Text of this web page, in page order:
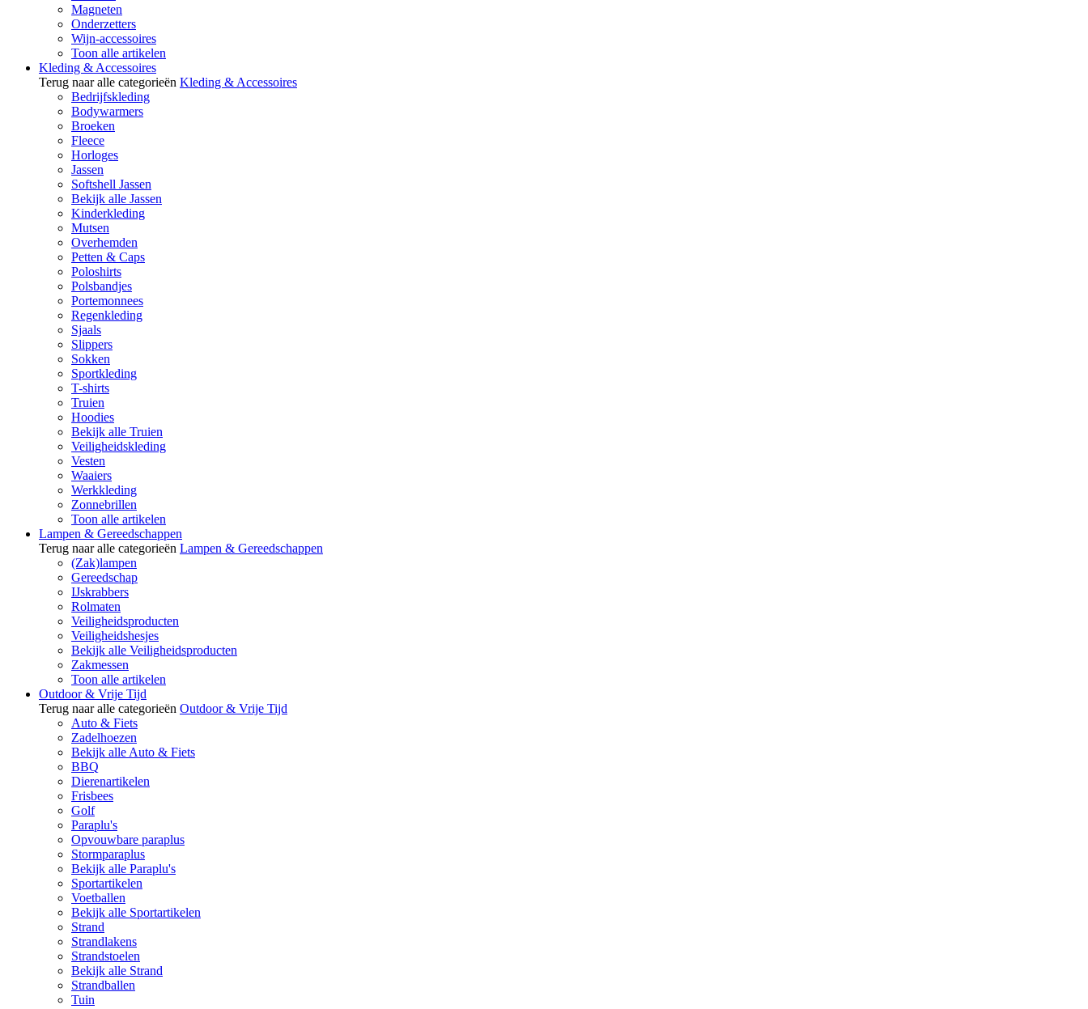
Magneten
Onderzetters
Wijn-accessoires
Toon alle artikelen
Kleding & Accessoires
Terug naar alle categorieën Kleding & Accessoires
Bedrijfskleding
Bodywarmers
Broeken
Fleece
Horloges
Jassen
Softshell Jassen
Bekijk alle Jassen
Kinderkleding
Mutsen
Overhemden
Petten & Caps
Poloshirts
Polsbandjes
Portemonnees
Regenkleding
Sjaals
Slippers
Sokken
Sportkleding
T-shirts
Truien
Hoodies
Bekijk alle Truien
Veiligheidskleding
Vesten
Waaiers
Werkkleding
Zonnebrillen
Toon alle artikelen
Lampen & Gereedschappen
Terug naar alle categorieën Lampen & Gereedschappen
(Zak)lampen
Gereedschap
IJskrabbers
Rolmaten
Veiligheidsproducten
Veiligheidshesjes
Bekijk alle Veiligheidsproducten
Zakmessen
Toon alle artikelen
Outdoor & Vrije Tijd
Terug naar alle categorieën Outdoor & Vrije Tijd
Auto & Fiets
Zadelhoezen
Bekijk alle Auto & Fiets
BBQ
Dierenartikelen
Frisbees
Golf
Paraplu's
Opvouwbare paraplus
Stormparaplus
Bekijk alle Paraplu's
Sportartikelen
Voetballen
Bekijk alle Sportartikelen
Strand
Strandlakens
Strandstoelen
Bekijk alle Strand
Strandballen
Tuin